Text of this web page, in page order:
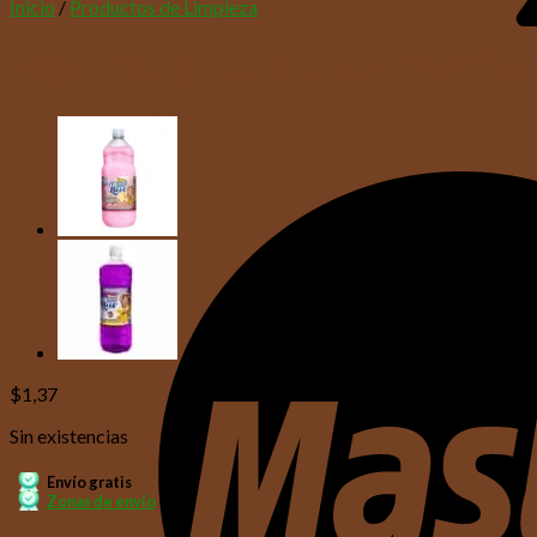
Inicio / Productos de Limpieza
$1,37
Sin existencias
Envío gratis
Zonas de envío